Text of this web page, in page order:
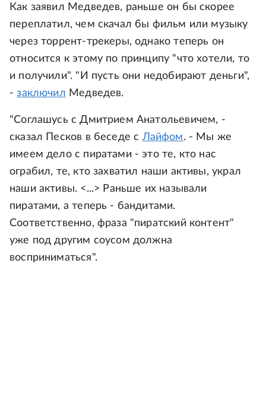
Как заявил Медведев, раньше он бы скорее
переплатил, чем скачал бы фильм или музыку
через торрент-трекеры, однако теперь он
относится к этому по принципу "что хотели, то
и получили". "И пусть они недобирают деньги",
-заключил Медведев.
"Соглашусь с Дмитрием Анатольевичем, -
сказал Песков в беседе с Лайфом. - Мы же
имеем дело с пиратами - это те, кто нас
ограбил, те, кто захватил наши активы, украл
наши активы. <...> Раньше их называли
пиратами, а теперь - бандитами.
Соответственно, фраза "пиратский контент"
уже под другим соусом должна
восприниматься".